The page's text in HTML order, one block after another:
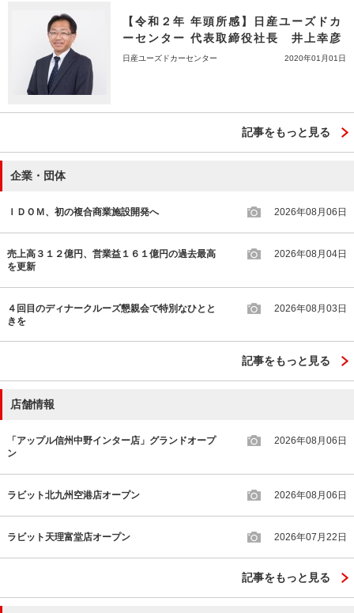
【令和２年 年頭所感】日産ユーズドカ
ーセンター 代表取締役社長 井上幸彦
日産ユーズドカーセンター 2020年01月01日
記事をもっと見る
企業・団体
ＩＤＯＭ、初の複合商業施設開発へ 2026年08月06日
売上高３１２億円、営業益１６１億円の過去最高
を更新
2026年08月04日
４回目のディナークルーズ懇親会で特別なひとと
きを
2026年08月03日
記事をもっと見る
店舗情報
「アップル信州中野インター店」グランドオープ
ン
2026年08月06日
ラビット北九州空港店オープン 2026年08月06日
ラビット天理富堂店オープン 2026年07月22日
記事をもっと見る